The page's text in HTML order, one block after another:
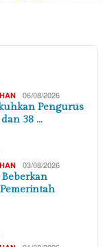
06/08/2026
Pengurus
38 …
03/08/2026